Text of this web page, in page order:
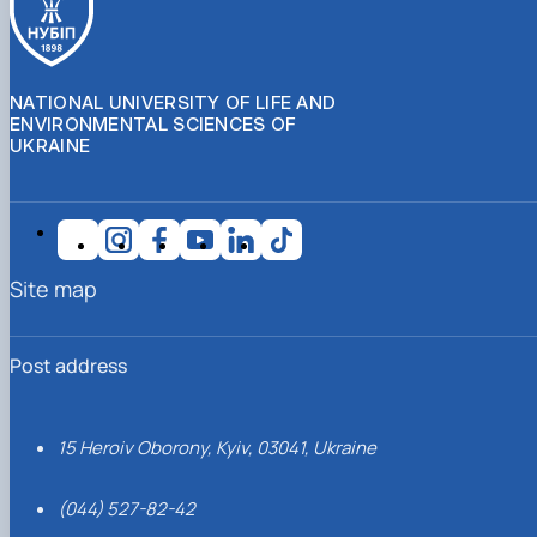
NATIONAL UNIVERSITY OF LIFE AND
ENVIRONMENTAL SCIENCES OF
UKRAINE
Post address
15 Heroiv Oborony, Kyiv, 03041, Ukraine
(044) 527-82-42
Site map